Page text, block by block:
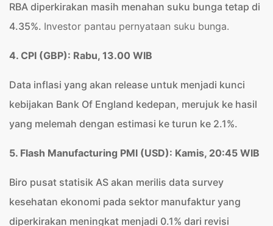
RBA diperkirakan masih menahan suku bunga tetap di
4.35%. Investor pantau pernyataan suku bunga.
4. CPI (GBP): Rabu, 13.00 WIB
Data inflasi yang akan release untuk menjadi kunci
kebijakan Bank Of England kedepan, merujuk ke hasil
yang melemah dengan estimasi ke turun ke 2.1%.
5. Flash Manufacturing PMI (USD): Kamis, 20:45 WIB
Biro pusat statisik AS akan merilis data survey
kesehatan ekonomi pada sektor manufaktur yang
diperkirakan meningkat menjadi 0.1% dari revisi